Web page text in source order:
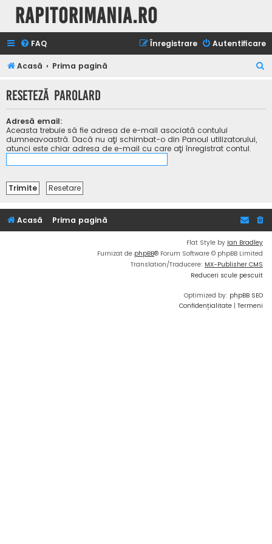
Rapitorimania.ro
FAQ Autentificare
Înregistrare
Acasă Prima pagină
t
Reseteză parolard
Adresă email:
Aceasta trebuie să fie adresa de e-mail asociată contului
dumneavoastră. Dacă nu aţi schimbat-o din Panoul utilizatorului,
atunci este chiar adresa de e-mail cu care aţi înregistrat contul.
Acasă Prima pagină
Flat Style by Ian Bradley
Furnizat de phpBB® Forum Software © phpBB Limited
Translation/Traducere: MX-Publisher CMS
Reduceri scule pescuit
Optimized by: phpBB SEO
Confidențialitate | Termeni